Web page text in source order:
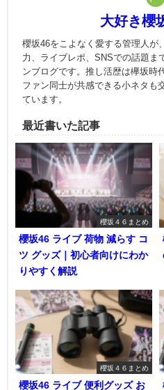
大好き櫻
櫻坂46をこよなく愛する管理人が
力、ライブレポ、SNSでの話題ま
ンブログです。推し活歴は欅坂時
ファン同士が共感できる小ネタも
ています。
最近書いた記事
櫻坂４６まとめ
櫻坂46 ライブ 荷物 減らす コ
ツ グッズ｜初心者向けにわか
りやすく解説
櫻坂４６まとめ
櫻坂46 ライブ 便利グッズ お